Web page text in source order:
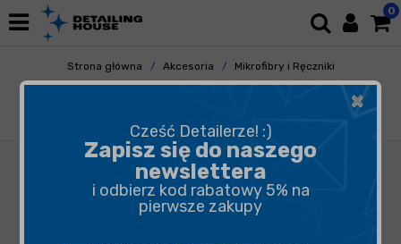
0
Strona główna Akcesoria
Mikrofibry i Ręczniki
Uniwersalne
×
Cześć Detailerze! :)
Zapisz się do naszego
newslettera
i odbierz kod rabatowy 5% na
pierwsze zakupy